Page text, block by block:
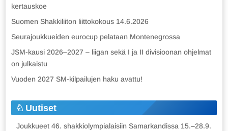
kertauskoe
Suomen Shakkiliiton liittokokous 14.6.2026
Seurajoukkueiden eurocup pelataan Montenegrossa
JSM-kausi 2026–2027 – liigan sekä I ja II divisioonan ohjelmat
on julkaistu
Vuoden 2027 SM-kilpailujen haku avattu!
Uutiset
Joukkueet 46. shakkiolympialaisiin Samarkandissa 15.–28.9.